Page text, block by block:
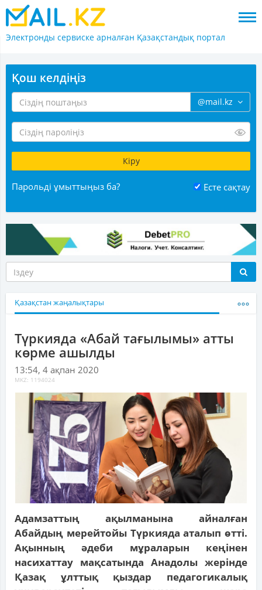
Электронды сервиске арналған Қазақстандық портал
Қош келдіңіз
@mail.kz
Парольді ұмыттыңыз ба? Есте сақтау
Қазақстан жаңалықтары
Түркияда «Абай тағылымы» атты
көрме ашылды
13:54, 4 ақпан 2020
MKZ: 1194024
Адамзаттың ақылманына айналған
Абайдың мерейтойы Түркияда аталып өтті.
Ақынның әдеби мұраларын кеңінен
насихаттау мақсатында Анадолы жерінде
Қазақ ұлттық қыздар педагогикалық